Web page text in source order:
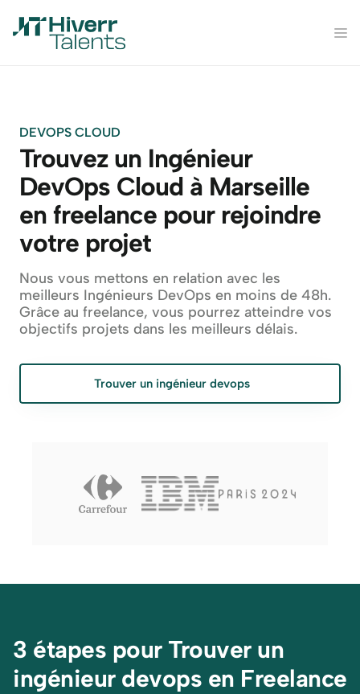
DEVOPS CLOUD
Trouvez un Ingénieur
DevOps Cloud à Marseille
en freelance pour rejoindre
votre projet
Nous vous mettons en relation avec les
meilleurs Ingénieurs DevOps en moins de 48h.
Grâce au freelance, vous pourrez atteindre vos
objectifs projets dans les meilleurs délais.
Trouver un ingénieur devops
3 étapes pour Trouver un
ingénieur devops en Freelance